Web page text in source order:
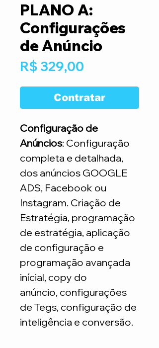
PLANO A:
Configurações
de Anúncio
R$ 329,00
Contratar
Configuração de
Anúncios: Configuração
completa e detalhada,
dos anúncios GOOGLE
ADS, Facebook ou
Instagram. Criação de
Estratégia, programação
de estratégia, aplicação
de configuração e
programação avançada
inícial, copy do
anúncio, configurações
de Tegs, configuração de
inteligência e conversão.